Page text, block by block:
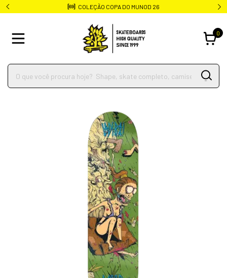
COLEÇÃO COPA DO MUNOD 26
0